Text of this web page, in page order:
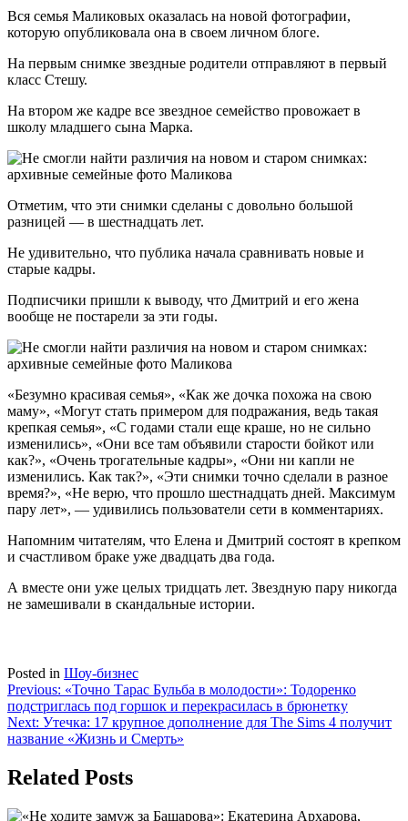
Вся семья Маликовых оказалась на новой фотографии,
которую опубликовала она в своем личном блоге.
На первым снимке звездные родители отправляют в первый
класс Стешу.
На втором же кадре все звездное семейство провожает в
школу младшего сына Марка.
Отметим, что эти снимки сделаны с довольно большой
разницей — в шестнадцать лет.
Не удивительно, что публика начала сравнивать новые и
старые кадры.
Подписчики пришли к выводу, что Дмитрий и его жена
вообще не постарели за эти годы.
«Безумно красивая семья», «Как же дочка похожа на свою
маму», «Могут стать примером для подражания, ведь такая
крепкая семья», «С годами стали еще краше, но не сильно
изменились», «Они все там объявили старости бойкот или
как?», «Очень трогательные кадры», «Они ни капли не
изменились. Как так?», «Эти снимки точно сделали в разное
время?», «Не верю, что прошло шестнадцать дней. Максимум
пару лет», — удивились пользователи сети в комментариях.
Напомним читателям, что Елена и Дмитрий состоят в крепком
и счастливом браке уже двадцать два года.
А вместе они уже целых тридцать лет. Звездную пару никогда
не замешивали в скандальные истории.
Posted in Шоу-бизнес
Навигация
по
записям
Previous: «Точно Тарас Бульба в молодости»: Тодоренко
подстриглась под горшок и перекрасилась в брюнетку
Next: Утечка: 17 крупное дополнение для The Sims 4 получит
название «Жизнь и Смерть»
Related Posts